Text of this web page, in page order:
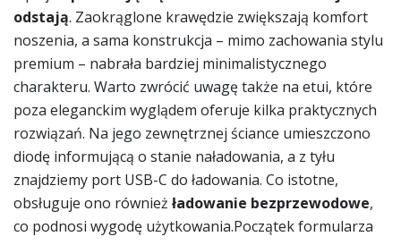
odstają. Zaokrąglone krawędzie zwiększają komfort
noszenia, a sama konstrukcja – mimo zachowania stylu
premium – nabrała bardziej minimalistycznego
charakteru. Warto zwrócić uwagę także na etui, które
poza eleganckim wyglądem oferuje kilka praktycznych
rozwiązań. Na jego zewnętrznej ściance umieszczono
diodę informującą o stanie naładowania, a z tyłu
znajdziemy port USB-C do ładowania. Co istotne,
obsługuje ono również ładowanie bezprzewodowe,
co podnosi wygodę użytkowania.Początek formularza